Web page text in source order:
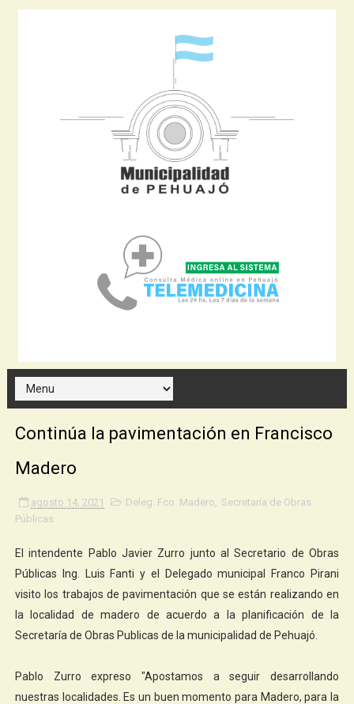
Continúa la pavimentación en Francisco
Madero
agosto 14, 2021 Deleg. Fco. Madero
Secretaría de Obras
Públicas
El intendente Pablo Javier Zurro junto al Secretario de Obras
Públicas Ing. Luis Fanti y el Delegado municipal Franco Pirani
visito los trabajos de pavimentación que se están realizando en
la localidad de madero de acuerdo a la planificación de la
Secretaría de Obras Publicas de la municipalidad de Pehuajó.
Pablo Zurro expreso "Apostamos a seguir desarrollando
nuestras localidades. Es un buen momento para Madero, para la